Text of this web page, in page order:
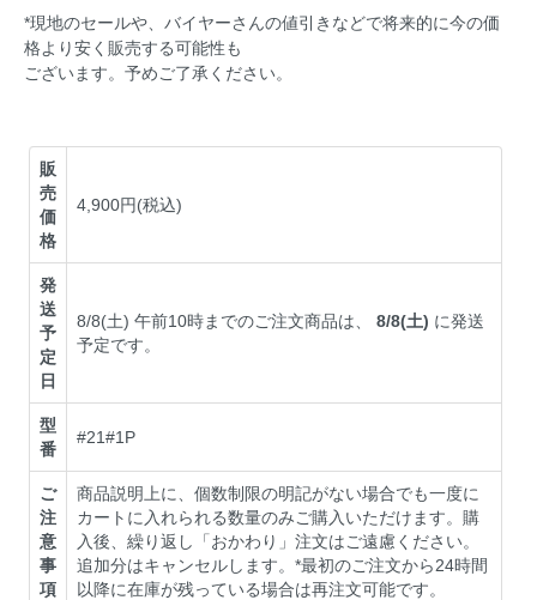
*現地のセールや、バイヤーさんの値引きなどで将来的に今の価
格より安く販売する可能性も
ございます。予めご了承ください。
販
売
価
格
4,900円(税込)
発
送
予
定
日
8/8(土) 午前10時までのご注文商品は、8/8(土) に発送
予定です。
型
番
#21#1P
ご
注
意
事
項
商品説明上に、個数制限の明記がない場合でも一度に
カートに入れられる数量のみご購入いただけます。購
入後、繰り返し「おかわり」注文はご遠慮ください。
追加分はキャンセルします。*最初のご注文から24時間
以降に在庫が残っている場合は再注文可能です。